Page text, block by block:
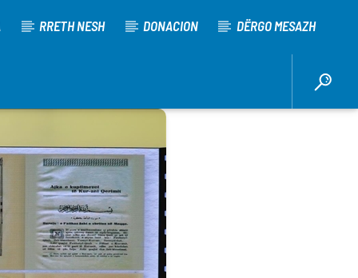
RRETH NESH DONACION DËRGO MESAZH